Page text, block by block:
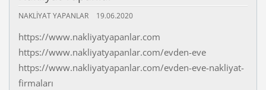
NAKLIYAT YAPANLAR 19.06.2020
https://www.nakliyatyapanlar.com
https://www.nakliyatyapanlar.com/evden-eve
https://www.nakliyatyapanlar.com/evden-eve-nakliyat-
firmaları